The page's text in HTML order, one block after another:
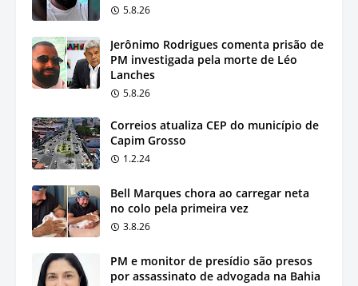
5.8.26
Jerônimo Rodrigues comenta prisão de
PM investigada pela morte de Léo
Lanches
5.8.26
Correios atualiza CEP do município de
Capim Grosso
1.2.24
Bell Marques chora ao carregar neta
no colo pela primeira vez
3.8.26
PM e monitor de presídio são presos
por assassinato de advogada na Bahia